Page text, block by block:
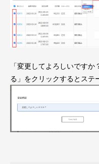
「変更してよろしいです
る」をクリックするとステ